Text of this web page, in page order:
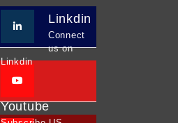
Linkdin
Connect
us on
Linkdin
Youtube